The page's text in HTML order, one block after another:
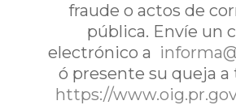
fraude o actos de
pública. Envíe un
electrónico a
ó presente su queja a
https://